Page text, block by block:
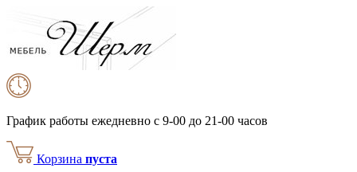
График работы ежедневно с 9-00 до 21-00 часов
Корзина пуста